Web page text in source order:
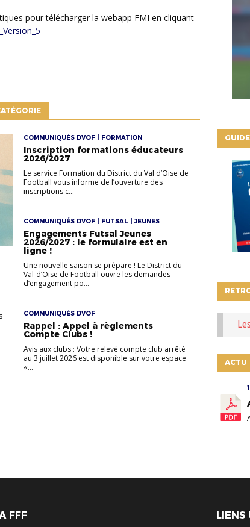
COMMUNIQUÉS DVOF | FORMATION
Inscription formations éducateurs
2026/2027
Le service Formation du District du Val d’Oise de
Football vous informe de l’ouverture des
inscriptions c...
COMMUNIQUÉS DVOF | FUTSAL | JEUNES
Engagements Futsal Jeunes
2026/2027 : le formulaire est en
ligne !
Une nouvelle saison se prépare ! Le District du
Val-d’Oise de Football ouvre les demandes
d’engagement po...
COMMUNIQUÉS DVOF
Rappel : Appel à règlements
Compte Clubs !
Avis aux clubs : Votre relevé compte club arrêté
au 3 juillet 2026 est disponible sur votre espace
«...
ACTU
FFF LIENS